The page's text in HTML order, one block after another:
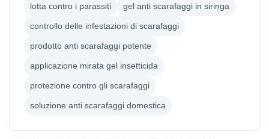
lotta contro i parassiti gel anti scarafaggi in siringa
controllo delle infestazioni di scarafaggi
prodotto anti scarafaggi potente
applicazione mirata gel insetticida
protezione contro gli scarafaggi
soluzione anti scarafaggi domestica